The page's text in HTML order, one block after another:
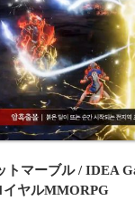
トマーブル / IDEA
イヤルMMORPG